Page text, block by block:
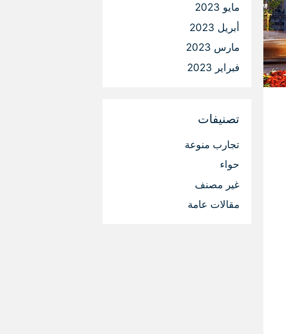
مايو 2023
أبريل 2023
مارس 2023
فبراير 2023
تصنيفات
تجارب منوعة
حواء
غير مصنف
مقالات عامة